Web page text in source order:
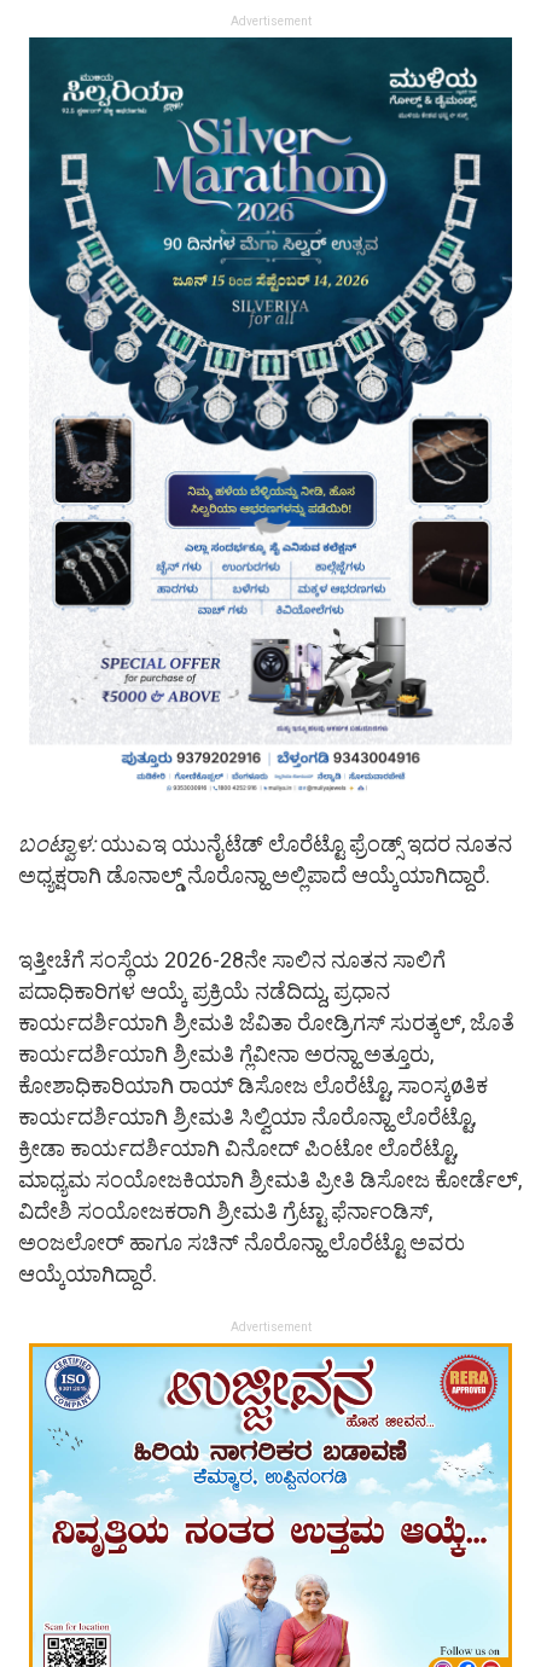
Advertisement
ಬಂಟ್ವಾಳ:ಯುಎಇ ಯುನೈಟೆಡ್ ಲೊರೆಟ್ಟೊ ಫ್ರೆಂಡ್ಸ್ ಇದರ ನೂತನ
ಅಧ್ಯಕ್ಷರಾಗಿ ಡೊನಾಲ್ಡ್ ನೊರೊನ್ಹಾ ಅಲ್ಲಿಪಾದೆ ಆಯ್ಕೆಯಾಗಿದ್ದಾರೆ.
ಇತ್ತೀಚೆಗೆ ಸಂಸ್ಥೆಯ 2026-28ನೇ ಸಾಲಿನ ನೂತನ ಸಾಲಿಗೆ
ಪದಾಧಿಕಾರಿಗಳ ಆಯ್ಕೆ ಪ್ರಕ್ರಿಯೆ ನಡೆದಿದ್ದು, ಪ್ರಧಾನ
ಕಾರ್ಯದರ್ಶಿಯಾಗಿ ಶ್ರೀಮತಿ ಜೆವಿತಾ ರೋಡ್ರಿಗಸ್ ಸುರತ್ಕಲ್, ಜೊತೆ
ಕಾರ್ಯದರ್ಶಿಯಾಗಿ ಶ್ರೀಮತಿ ಗ್ಲೆವೀನಾ ಅರನ್ಹಾ ಅತ್ತೂರು,
ಕೋಶಾಧಿಕಾರಿಯಾಗಿ ರಾಯ್ ಡಿಸೋಜ ಲೊರೆಟ್ಟೊ, ಸಾಂಸ್ಕøತಿಕ
ಕಾರ್ಯದರ್ಶಿಯಾಗಿ ಶ್ರೀಮತಿ ಸಿಲ್ವಿಯಾ ನೊರೊನ್ಹಾ ಲೊರೆಟ್ಟೊ,
ಕ್ರೀಡಾ ಕಾರ್ಯದರ್ಶಿಯಾಗಿ ವಿನೋದ್ ಪಿಂಟೋ ಲೊರೆಟ್ಟೊ,
ಮಾಧ್ಯಮ ಸಂಯೋಜಕಿಯಾಗಿ ಶ್ರೀಮತಿ ಪ್ರೀತಿ ಡಿಸೋಜ ಕೋರ್ಡೆಲ್,
ವಿದೇಶಿ ಸಂಯೋಜಕರಾಗಿ ಶ್ರೀಮತಿ ಗ್ರೆಟ್ಟಾ ಫೆರ್ನಾಂಡಿಸ್,
ಅಂಜಲೋರ್ ಹಾಗೂ ಸಚಿನ್ ನೊರೊನ್ಹಾ ಲೊರೆಟ್ಟೊ ಅವರು
ಆಯ್ಕೆಯಾಗಿದ್ದಾರೆ.
Advertisement